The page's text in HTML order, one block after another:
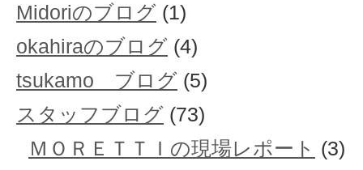
Midoriのブログ (1)
okahiraのブログ (4)
tsukamo ブログ (5)
スタッフブログ (73)
ＭＯＲＥＴＴＩの現場レポート (3)